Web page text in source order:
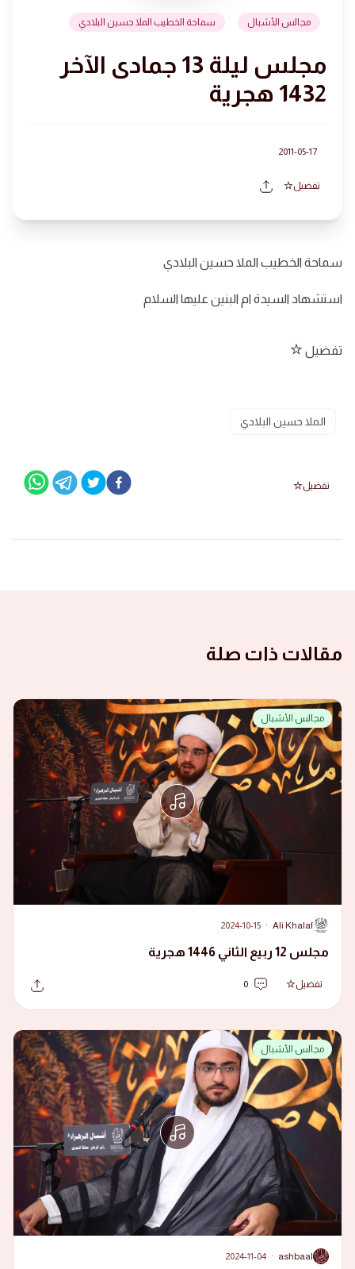
مجالس الأشبال سماحة الخطيب الملا حسين البلادي
مجلس ليلة 13 جمادى الآخر
1432 هجرية
2011-05-17
تفضيل
سماحة الخطيب الملا حسين البلادي
استشهاد السيدة ام البنين عليها السلام
تفضيل
الملا حسين البلادي
تفضيل
مقالات ذات صلة
مجالس الأشبال
A
Ali Khalaf
·
2024-10-15
مجلس 12 ربيع الثاني 1446 هجرية
تفضيل 0
مجالس الأشبال
A
ashbaal
·
2024-11-04